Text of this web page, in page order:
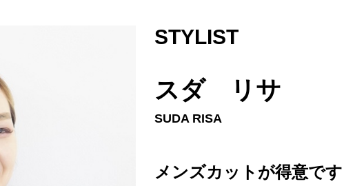
STYLIST
スダ リサ
SUDA RISA
メンズカットが得意です